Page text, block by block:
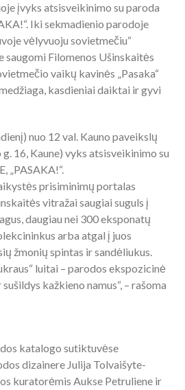
įvyks atsisveikinimo su paroda
Iki sekmadienio parodoje
vėlyvuoju sovietmečiu“
saugomi Filomenos Ušinskaitės
vaikų kavinės „Pasaka“
kasdieniai daiktai ir gyvi
nuo 12 val. Kauno paveikslų
16, Kaune) vyks atsisveikinimo su
„PASAKA!“.
prisiminimų portalas
vitražai saugiai suguls į
daugiau nei 300 eksponatų
arba atgal į juos
žmonių spintas ir sandėliukus.
luitai – parodos ekspozicinė
kažkieno namus“, – rašoma
katalogo sutiktuvėse
dizainere Julija Tolvaišyte-
kuratorėmis Aukse Petruliene ir